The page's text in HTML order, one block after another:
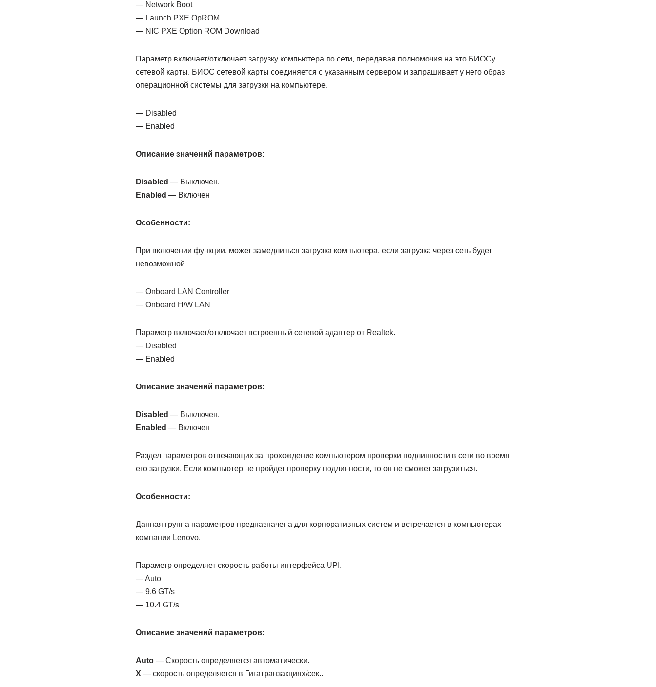
— Network Boot
— Launch PXE OpROM
— NIC PXE Option ROM Download
Параметр включает/отключает загрузку компьютера по сети, передавая полномочия на это БИОСу
сетевой карты. БИОС сетевой карты соединяется с указанным сервером и запрашивает у него образ
операционной системы для загрузки на компьютере.
— Disabled
— Enabled
Описание значений параметров:
Disabled — Выключен.
Enabled — Включен
Особенности:
При включении функции, может замедлиться загрузка компьютера, если загрузка через сеть будет
невозможной
— Onboard LAN Controller
— Onboard H/W LAN
Параметр включает/отключает встроенный сетевой адаптер от Realtek.
— Disabled
— Enabled
Описание значений параметров:
Disabled — Выключен.
Enabled — Включен
Раздел параметров отвечающих за прохождение компьютером проверки подлинности в сети во время
его загрузки. Если компьютер не пройдет проверку подлинности, то он не сможет загрузиться.
Особенности:
Данная группа параметров предназначена для корпоративных систем и встречается в компьютерах
компании Lenovo.
Параметр определяет скорость работы интерфейса UPI.
— Auto
— 9.6 GT/s
— 10.4 GT/s
Описание значений параметров:
Auto— Скорость определяется автоматически.
Х — скорость определяется в Гигатранзакциях/сек..